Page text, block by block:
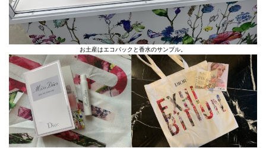
お土産はエコバックと香水のサンプル。